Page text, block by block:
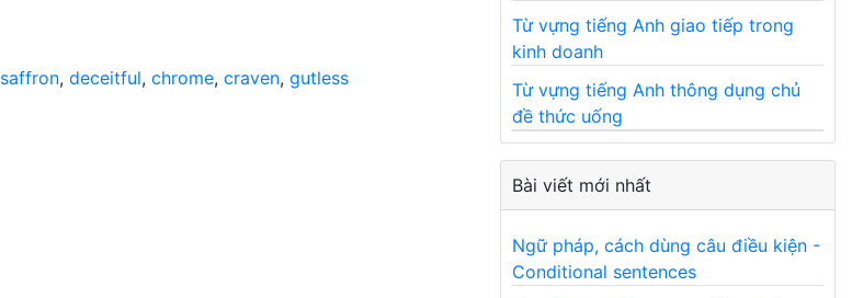
saffron, deceitful, chrome, craven, gutless
Từ vựng tiếng Anh giao tiếp trong
kinh doanh
Từ vựng tiếng Anh thông dụng chủ
đề thức uống
Bài viết mới nhất
Ngữ pháp, cách dùng câu điều kiện -
Conditional sentences